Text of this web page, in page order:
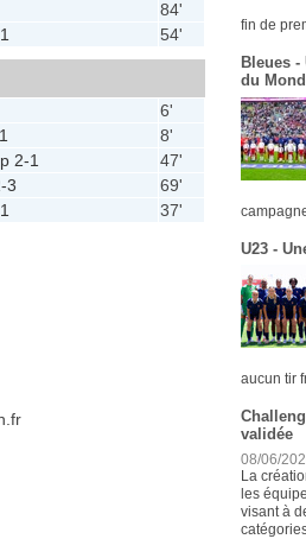
84'
54'
6'
8'
2-1
47'
3
69'
37'
fin de
Bleues
du
U23 -
aucun tir
validée
08/06/
La
les
visant à